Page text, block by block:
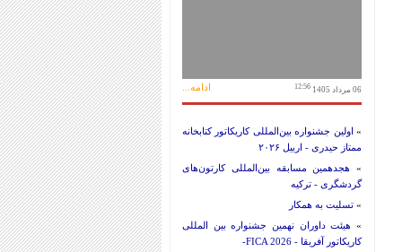
06 مرداد 1405 12:56 ادامه...
» اولین جشنواره بین‌المللی کاریکاتور کتابخانه
ممتاز حیدری - اربیل ۲۰۲۶
»
هجدهمین مسابقه بین‌المللی کارتون‌های
گردشگری - ترکیه
» تسلیت به همکار
» هیئت داوران نهمین جشنواره بین المللی
کاریکاتور آفریقا - FICA 2026-